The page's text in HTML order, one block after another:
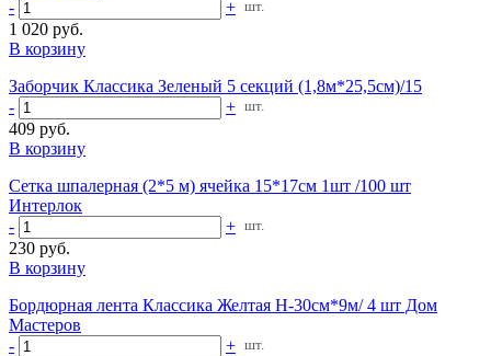
-
+ шт.
1 020 руб.
В корзину
Заборчик Классика Зеленый 5 секций (1,8м*25,5см)/15
-
+ шт.
409 руб.
В корзину
Сетка шпалерная (2*5 м) ячейка 15*17см 1шт /100 шт
Интерлок
-
+ шт.
230 руб.
В корзину
Бордюрная лента Классика Желтая Н-30см*9м/ 4 шт Дом
Мастеров
-
+ шт.